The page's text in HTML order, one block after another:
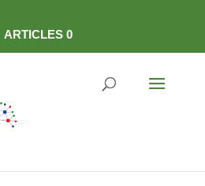
ARTICLES 0